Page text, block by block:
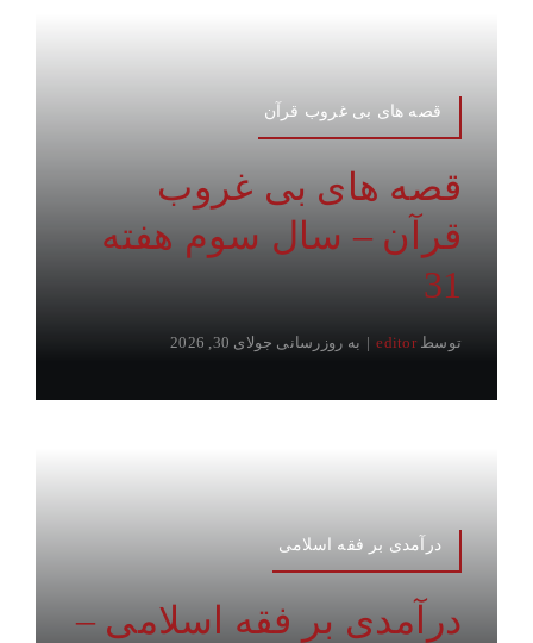
قصه های بی غروب قرآن
قصه های بی غروب
قرآن – سال سوم هفته
31
توسطeditor
| به روزرسانی جولای 30, 2026
درآمدی بر فقه اسلامی
درآمدی بر فقه اسلامی –